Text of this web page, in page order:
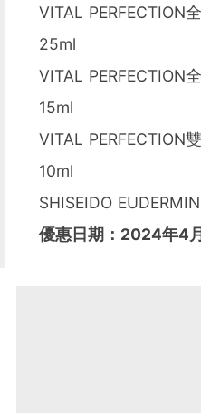
VITAL PERFECTION
25ml
VITAL PERFECTION
15ml
VITAL PERFECTION
10ml
SHISEIDO
優惠日期：2024年4